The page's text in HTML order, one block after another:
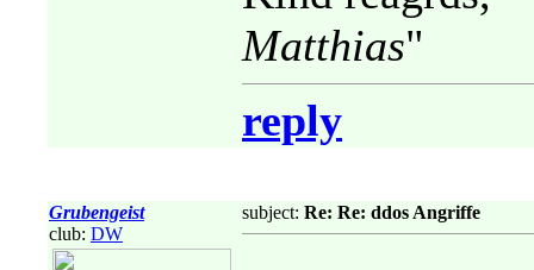
Matthias"
reply
Grubengeist
club: DW
subject: Re: Re: ddos Angriffe